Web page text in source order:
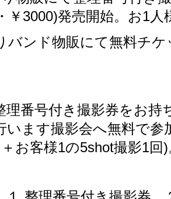
￥3000)発売開始。お1人
バンド物販にて無料チケ
理番号付き撮影券をお持
います撮影会へ無料で参
お客様1の5shot撮影1回